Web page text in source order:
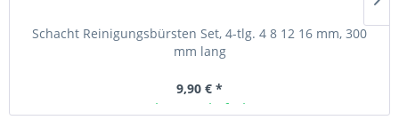
Schacht Reinigungsbürsten Set, 4-tlg. 4 8 12 16 mm, 300
mm lang
9,90 € *
Ab Lager lieferbar